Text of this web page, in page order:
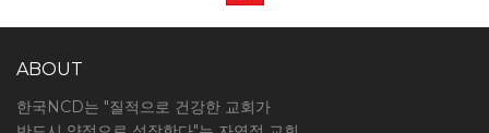
ABOUT
한국NCD는 "질적으로 건강한 교회가